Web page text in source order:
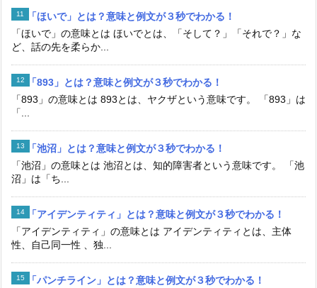
「ほいで」とは？意味と例文が３秒でわかる！
「ほいで」の意味とは ほいでとは、「そして？」「それで？」な
ど、話の先を柔らか...
「893」とは？意味と例文が３秒でわかる！
「893」の意味とは 893とは、ヤクザという意味です。 「893」は
「...
「池沼」とは？意味と例文が３秒でわかる！
「池沼」の意味とは 池沼とは、知的障害者という意味です。 「池
沼」は「ち...
「アイデンティティ」とは？意味と例文が３秒でわかる！
「アイデンティティ」の意味とは アイデンティティとは、主体
性、自己同一性 、独...
「パンチライン」とは？意味と例文が３秒でわかる！